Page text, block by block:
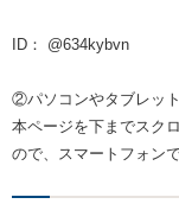
ID： @634kybvn
②パソコンやタブレッ
本ページを下までスク
ので、スマートフォン